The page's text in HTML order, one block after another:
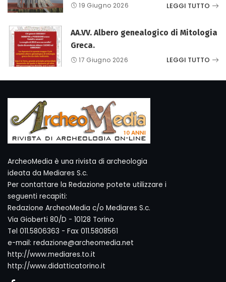
19 Giugno 2026 LEGGI TUTTO
AA.VV. Albero genealogico di Mitologia
Greca.
17 Giugno 2026 LEGGI TUTTO
ArcheoMedia è una rivista di archeologia
ideata da Mediares S.c.
Per contattare la Redazione potete utilizzare i
seguenti recapiti:
Redazione ArcheoMedia c/o Mediares S.c.
Via Gioberti 80/D - 10128 Torino
Tel 011.5806363 - Fax 011.5808561
e-mail: redazione@archeomedia.net
http://www.mediares.to.it
http://www.didatticatorino.it